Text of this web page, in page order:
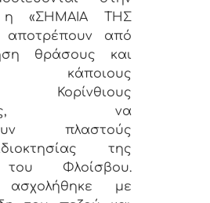
η «ΣΗΜΑΙΑ ΤΗΣ
αποτρέπουν από
θράσους και
κάποιους
Κορίνθιους
να
πλαστούς
της
Φλοίσβου.
ασχολήθηκε με